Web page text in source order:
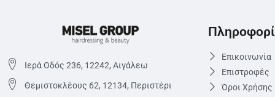
Ιερά Οδός 236, 12242, Αιγάλεω
Θεμιστoκλέους 62, 12134, Περιστέρι
Επικοινωνία
Επιστροφές
Όροι Χρήσης